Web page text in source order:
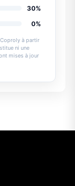
30%
0%
à partir
ni une
mises à jour